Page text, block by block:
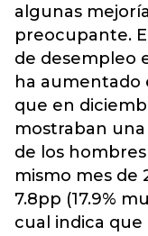
algunas
preocupante.
de desempleo
ha aumentado
que en
mostraban
de los hombres
mismo mes de
7.8pp (17.9%
cual indica